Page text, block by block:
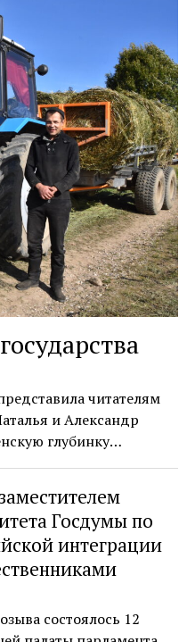
читателям
и Александр
глубинку…
Госдумы по
интеграции
состоялось 12